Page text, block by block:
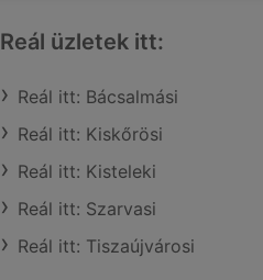
Reál üzletek itt:
Reál itt: Bácsalmási
Reál itt: Kiskőrösi
Reál itt: Kisteleki
Reál itt: Szarvasi
Reál itt: Tiszaújvárosi